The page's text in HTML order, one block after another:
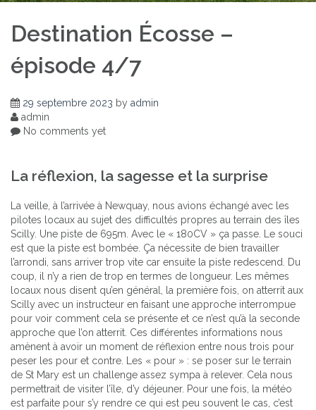
Destination Écosse –
épisode 4/7
29 septembre 2023 by admin
admin
No comments yet
La réflexion, la sagesse et la surprise
La veille, à l’arrivée à Newquay, nous avions échangé avec les
pilotes locaux au sujet des difficultés propres au terrain des îles
Scilly. Une piste de 695m. Avec le « 180CV » ça passe. Le souci
est que la piste est bombée. Ça nécessite de bien travailler
l’arrondi, sans arriver trop vite car ensuite la piste redescend. Du
coup, il n’y a rien de trop en termes de longueur. Les mêmes
locaux nous disent qu’en général, la première fois, on atterrit aux
Scilly avec un instructeur en faisant une approche interrompue
pour voir comment cela se présente et ce n’est qu’à la seconde
approche que l’on atterrit. Ces différentes informations nous
amènent à avoir un moment de réflexion entre nous trois pour
peser les pour et contre. Les « pour » : se poser sur le terrain
de St Mary est un challenge assez sympa à relever. Cela nous
permettrait de visiter l’île, d’y déjeuner. Pour une fois, la météo
est parfaite pour s’y rendre ce qui est peu souvent le cas, c’est